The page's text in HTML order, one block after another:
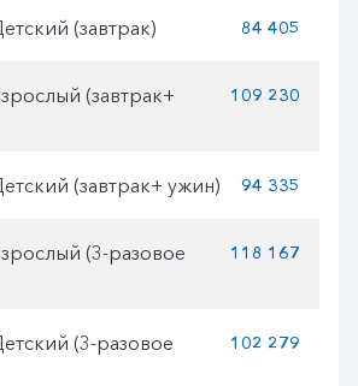
(завтрак) 84 405
(завтрак+
109 230
(завтрак+ ужин) 94 335
(3-разовое
118 167
(3-разовое
102 279